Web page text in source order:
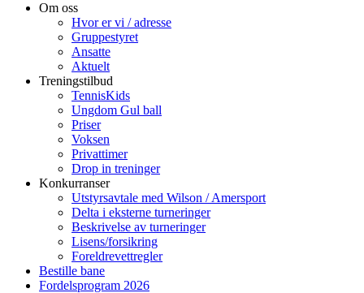
Om oss
Hvor er vi / adresse
Gruppestyret
Ansatte
Aktuelt
Treningstilbud
TennisKids
Ungdom Gul ball
Priser
Voksen
Privattimer
Drop in treninger
Konkurranser
Utstyrsavtale med Wilson / Amersport
Delta i eksterne turneringer
Beskrivelse av turneringer
Lisens/forsikring
Foreldrevettregler
Bestille bane
Fordelsprogram 2026